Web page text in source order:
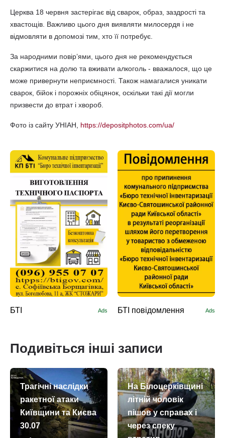
Церква 18 червня застерігає від сварок, образ, заздрості та
хвастощів. Важливо цього дня виявляти милосердя і не
відмовляти в допомозі тим, хто її потребує.
За народними повір’ями, цього дня не рекомендується
скаржитися на долю та вживати алкоголь - вважалося, що це
може привернути неприємності. Також намагалися уникати
сварок, бійок і порожніх обіцянок, оскільки такі дії могли
призвести до втрат і хвороб.
Фото із сайту УНІАН, https://depositphotos.com/ua/
БТІ Ads БТІ повідомлення Ads
Подивіться інші записи
Трагічні наслідки
ракетної атаки
Київщини та Києва
30.07
На Білоцерківщині
літній чоловік
пішов у справах і
через спеку